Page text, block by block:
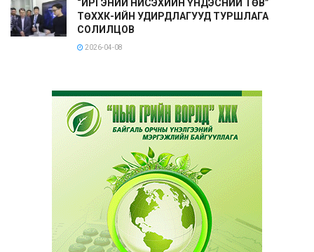
“ИРГЭНИЙ НИСЭХИЙН ҮНДЭСНИЙ ТӨВ”
ТӨХХК-ИЙН УДИРДЛАГУУД ТУРШЛАГА
СОЛИЛЦОВ
2026-04-08